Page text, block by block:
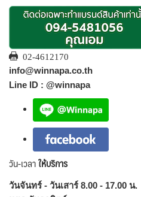
02-4612170
info@winnapa.co.th
Line ID : @winnapa
วัน-เวลาให้บริการ
วันจันทร์ - วันเสาร์ 8.00 - 17.00 น.